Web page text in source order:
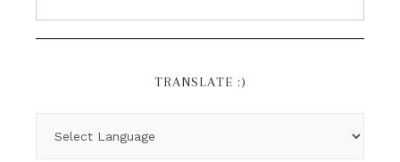
TRANSLATE :)